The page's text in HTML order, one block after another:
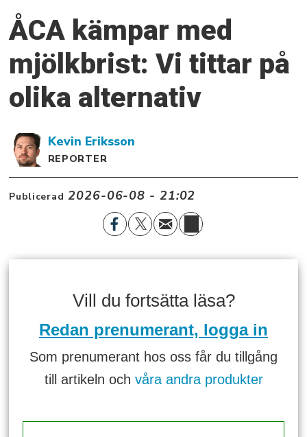
ÅCA kämpar med
mjölkbrist: Vi tittar på
olika alternativ
Kevin Eriksson
REPORTER
Publicerad 2026-06-08 - 21:02
Vill du fortsätta läsa?
Redan prenumerant, logga in
Som prenumerant hos oss får du tillgång
till artikeln och våra andra produkter